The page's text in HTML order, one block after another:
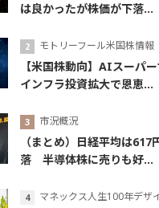
は良かったが株価が下落...
モトリーフール米国株情報
【米国株動向】AIスーパ
インフラ投資拡大で恩恵...
市況概況
（まとめ）日経平均は
落 半導体株に売りも好...
マネックス人生100年デザ